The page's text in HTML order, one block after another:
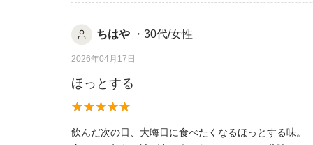
ちはや ・30代/女性
2026年04月17日
ほっとする
飲んだ次の日、大晦日に食べたくなるほっとする味。